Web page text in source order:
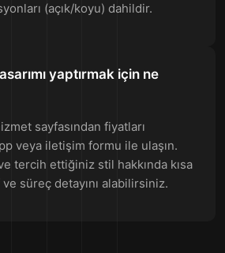
(açık/koyu) dahildir.
yaptırmak için ne
sayfasından fiyatları
veya iletişim formu ile ulaşın.
tercih ettiğiniz stil hakkında kısa
süreç detayını alabilirsiniz.